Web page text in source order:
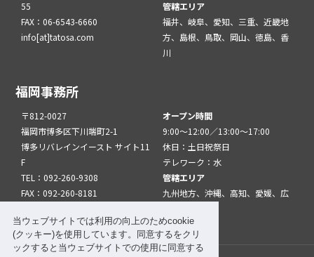
当ウェブサイトでは利用の向上のためcookie
(クッキー)を使用しています。同意するをクリ
ックすると当ウェブサイトでの使用に同意する
55
FAX：06-6543-6660
info[at]tatosa.com
管轄エリア
福井、岐阜、愛知、三重、近畿地
方、島根、鳥取、岡山、徳島、香
川
福岡事務所
〒812-0027
福岡市博多区下川端町2-1
博多リバレインイースト サイト11
F
TEL：092-260-9308
FAX：092-260-8181
オープン時間
9:00～12:00／13:00～17:00
休日：土日祝祭日
テレワーク：水
管轄エリア
九州地方、沖縄、高知、愛媛、広